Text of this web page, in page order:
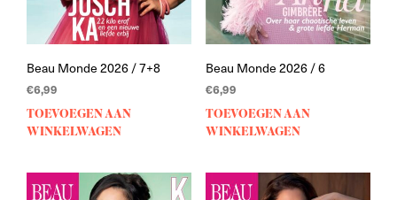
Beau Monde 2026 / 7+8
€6,99
TOEVOEGEN AAN
WINKELWAGEN
Beau Monde 2026 / 6
€6,99
TOEVOEGEN AAN
WINKELWAGEN